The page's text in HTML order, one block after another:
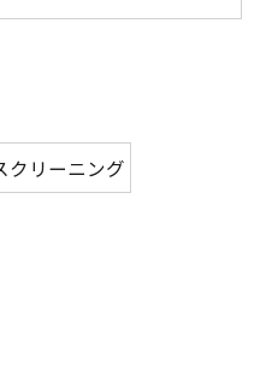
クリーニング